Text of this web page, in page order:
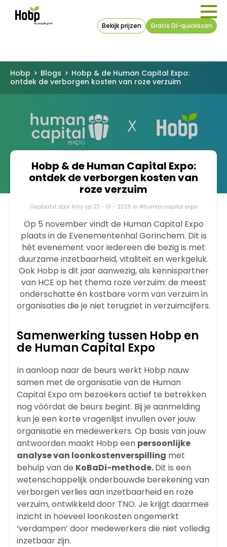
Bekijk prijzen Gratis DI-quickscan
Hobp > Blogs > Hobp & de Human Capital Expo:
ontdek de verborgen kosten van roze verzuim
Hobp & de Human Capital Expo:
ontdek de verborgen kosten van
roze verzuim
Geplaatst door Amy op 23 - 10 - 2025 in #human capital expo
Op 5 november vindt de Human Capital Expo
plaats in de Evenementenhal Gorinchem. Dit is
hét evenement voor iedereen die bezig is met
duurzame inzetbaarheid, vitaliteit en werkgeluk.
Ook Hobp is dit jaar aanwezig, als kennispartner
van HCE op het thema roze verzuim: de meest
onderschatte én kostbare vorm van verzuim in
organisaties die je niet terugziet in verzuimcijfers.
Samenwerking tussen Hobp en
de Human Capital Expo
In aanloop naar de beurs werkt Hobp nauw
samen met de organisatie van de Human
Capital Expo om bezoekers actief te betrekken
nog vóórdat de beurs begint. Bij je aanmelding
kun je een korte vragenlijst invullen over jouw
organisatie en medewerkers. Op basis van jouw
antwoorden maakt Hobp een persoonlijke
analyse van loonkostenverspilling met
behulp van de KoBaDi-methode.Dit is een
wetenschappelijk onderbouwde berekening van
verborgen verlies aan inzetbaarheid en roze
verzuim, ontwikkeld door TNO. Je krijgt daarmee
inzicht in hoeveel loonkosten ongemerkt
‘verdampen’ door medewerkers die niet volledig
inzetbaar zijn.